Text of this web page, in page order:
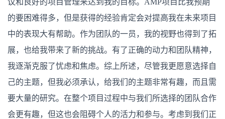
议和良好的项目管理来达到我的目标。AMP项目比我预期
的要困难得多，但是获得的经验肯定会对提高我在未来项目
中的表现大有帮助。作为团队的一员，我的视野也得到了拓
展，也给我带来了新的挑战。有了正确的动力和团队精神，
我逐渐克服了忧虑和焦虑。综上所述，尽管我更愿意选择自
己的主题，但我必须承认，给我们的主题非常有趣，而且需
要大量的研究。在整个项目过程中与我们所选择的团队合作
会更有趣，但这也会阻碍个人的活力和参与。考虑到我们正